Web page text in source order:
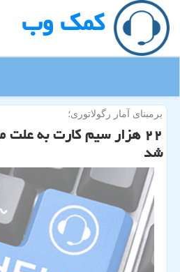
كمك وب
برمبنای آمار رگولاتوری؛
۲۲ هزار سیم كارت به
شد